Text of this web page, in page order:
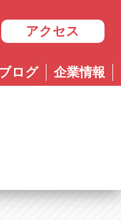
アクセス
ログ 企業情報